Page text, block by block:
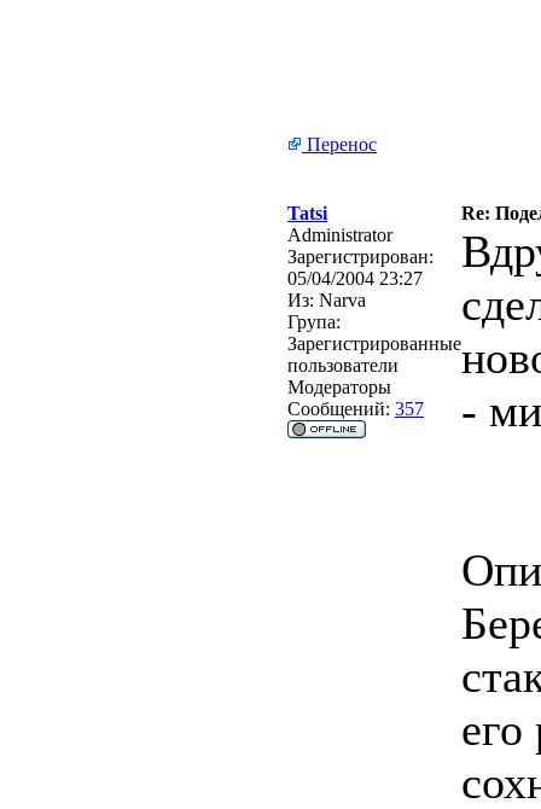
Перенос
Tatsi
Re:
Administrator
Зарегистрирован:
05/04/2004 23:27
Из: Narva
Група:
Зарегистрированные
пользователи
Модераторы
Сообщений: 357
-
его